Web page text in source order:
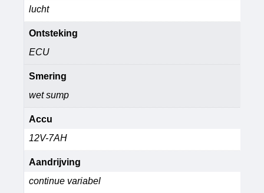
lucht
Ontsteking
ECU
Smering
wet sump
Accu
12V-7AH
Aandrijving
continue variabel